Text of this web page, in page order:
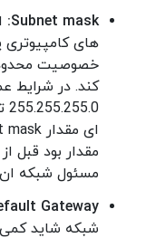
Subnet mask:
های کامپیوتری
کند. در شرایط
مقدار بود قبل
مسئول شبکه
Gateway:
شبکه شاید